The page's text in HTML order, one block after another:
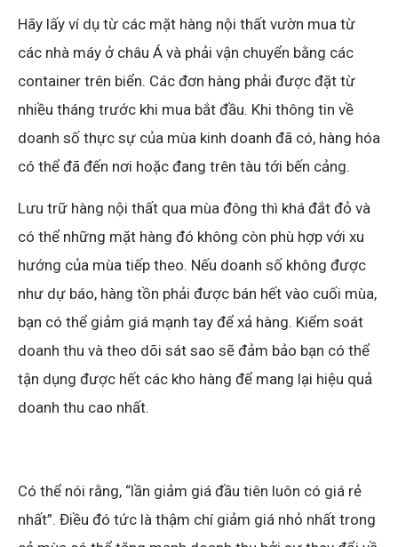
Hãy lấy ví dụ từ các mặt hàng nội thất vườn mua từ
các nhà máy ở châu Á và phải vận chuyển bằng các
container trên biển. Các đơn hàng phải được đặt từ
nhiều tháng trước khi mua bắt đầu. Khi thông tin về
doanh số thực sự của mùa kinh doanh đã có, hàng hóa
có thể đã đến nơi hoặc đang trên tàu tới bến cảng.
Lưu trữ hàng nội thất qua mùa đông thì khá đắt đỏ và
có thể những mặt hàng đó không còn phù hợp với xu
hướng của mùa tiếp theo. Nếu doanh số không được
như dự báo, hàng tồn phải được bán hết vào cuối mùa,
bạn có thể giảm giá mạnh tay để xả hàng. Kiểm soát
doanh thu và theo dõi sát sao sẽ đảm bảo bạn có thể
tận dụng được hết các kho hàng để mang lại hiệu quả
doanh thu cao nhất.
Có thể nói rằng, “lần giảm giá đầu tiên luôn có giá rẻ
nhất”. Điều đó tức là thậm chí giảm giá nhỏ nhất trong